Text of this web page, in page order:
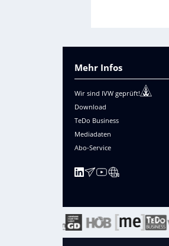
Mehr Infos
Wir sind IVW geprüft!
Download
TeDo Business
Mediadaten
Abo-Service